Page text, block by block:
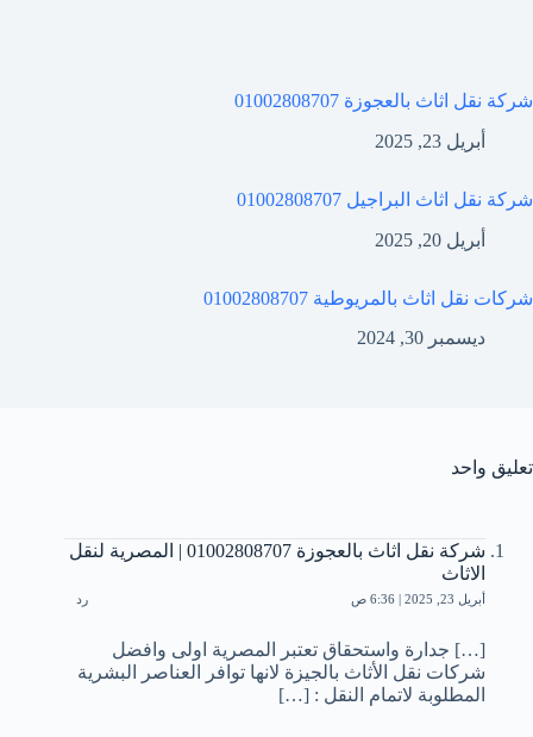
شركة نقل اثاث بالعجوزة 01002808707
أبريل 23, 2025
شركة نقل اثاث البراجيل 01002808707
أبريل 20, 2025
شركات نقل اثاث بالمريوطية 01002808707
ديسمبر 30, 2024
تعليق واحد
شركة نقل اثاث بالعجوزة 01002808707 | المصرية لنقل
الاثاث
أبريل 23, 2025 | 6:36 ص رد
[…] جدارة واستحقاق تعتبر المصرية اولى وافضل
شركات نقل الأثاث بالجيزة لانها توافر العناصر البشرية
المطلوبة لاتمام النقل : […]